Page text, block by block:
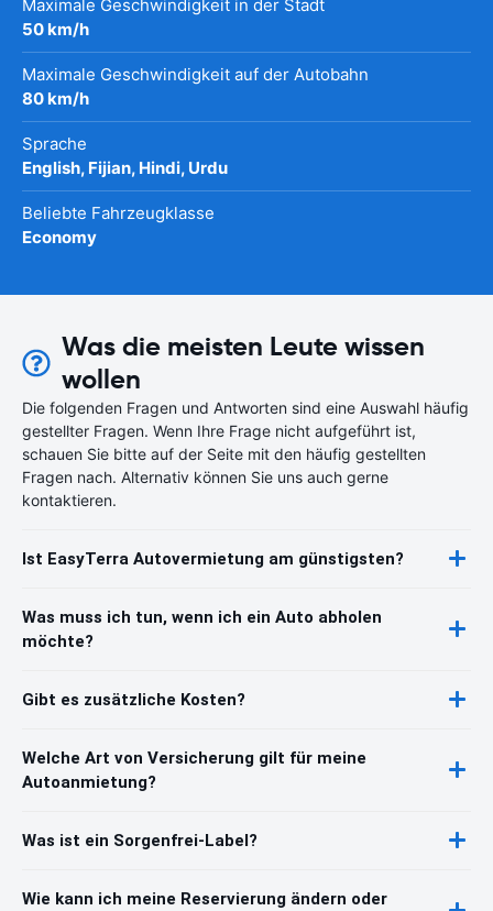
Maximale Geschwindigkeit in der Stadt
50 km/h
Maximale Geschwindigkeit auf der Autobahn
80 km/h
Sprache
English, Fijian, Hindi, Urdu
Beliebte Fahrzeugklasse
Economy
Was die meisten Leute wissen
wollen
Die folgenden Fragen und Antworten sind eine Auswahl häufig
gestellter Fragen. Wenn Ihre Frage nicht aufgeführt ist,
schauen Sie bitte auf der Seite mit den häufig gestellten
Fragen nach. Alternativ können Sie uns auch gerne
kontaktieren.
Ist EasyTerra Autovermietung am günstigsten?
Was muss ich tun, wenn ich ein Auto abholen
möchte?
Gibt es zusätzliche Kosten?
Welche Art von Versicherung gilt für meine
Autoanmietung?
Was ist ein Sorgenfrei-Label?
Wie kann ich meine Reservierung ändern oder